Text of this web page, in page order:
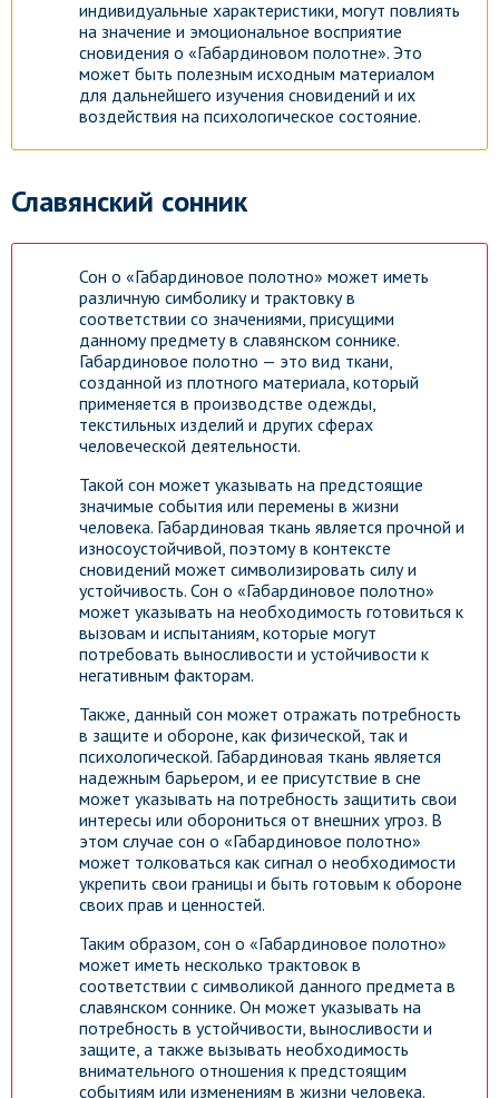
индивидуальные характеристики, могут повлиять
на значение и эмоциональное восприятие
сновидения о «Габардиновом полотне». Это
может быть полезным исходным материалом
для дальнейшего изучения сновидений и их
воздействия на психологическое состояние.
Славянский сонник
Сон о «Габардиновое полотно» может иметь
различную симболику и трактовку в
соответствии со значениями, присущими
данному предмету в славянском соннике.
Габардиновое полотно — это вид ткани,
созданной из плотного материала, который
применяется в производстве одежды,
текстильных изделий и других сферах
человеческой деятельности.
Такой сон может указывать на предстоящие
значимые события или перемены в жизни
человека. Габардиновая ткань является прочной и
износоустойчивой, поэтому в контексте
сновидений может символизировать силу и
устойчивость. Сон о «Габардиновое полотно»
может указывать на необходимость готовиться к
вызовам и испытаниям, которые могут
потребовать выносливости и устойчивости к
негативным факторам.
Также, данный сон может отражать потребность
в защите и обороне, как физической, так и
психологической. Габардиновая ткань является
надежным барьером, и ее присутствие в сне
может указывать на потребность защитить свои
интересы или оборониться от внешних угроз. В
этом случае сон о «Габардиновое полотно»
может толковаться как сигнал о необходимости
укрепить свои границы и быть готовым к обороне
своих прав и ценностей.
Таким образом, сон о «Габардиновое полотно»
может иметь несколько трактовок в
соответствии с символикой данного предмета в
славянском соннике. Он может указывать на
потребность в устойчивости, выносливости и
защите, а также вызывать необходимость
внимательного отношения к предстоящим
событиям или изменениям в жизни человека.